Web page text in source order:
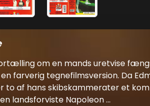
om en mands uretvise
farverig tegnefilmsversion. Da
to af hans skibskammerater et
landsforviste Napoleon ...